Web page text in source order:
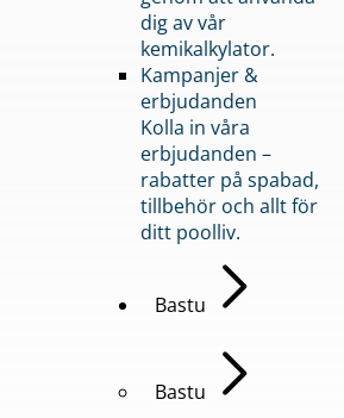
dig av vår
kemikalkylator.
Kampanjer &
erbjudanden
Kolla in våra
erbjudanden –
rabatter på spabad,
tillbehör och allt för
ditt poolliv.
Bastu
Bastu